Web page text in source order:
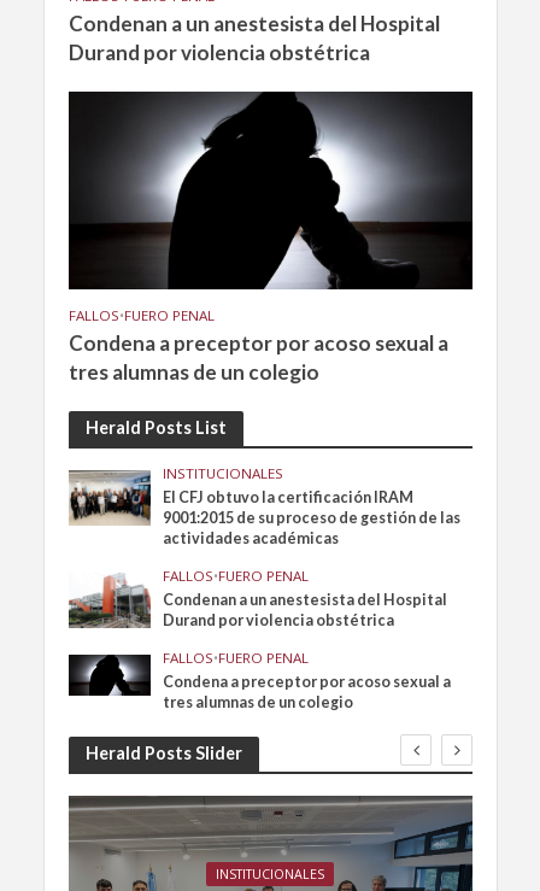
Condenan a un anestesista del Hospital
Durand por violencia obstétrica
FALLOS•FUERO PENAL
Condena a preceptor por acoso sexual a
tres alumnas de un colegio
Herald Posts List
INSTITUCIONALES
El CFJ obtuvo la certificación IRAM
9001:2015 de su proceso de gestión de las
actividades académicas
FALLOS•FUERO PENAL
Condenan a un anestesista del Hospital
Durand por violencia obstétrica
FALLOS•FUERO PENAL
Condena a preceptor por acoso sexual a
tres alumnas de un colegio
Herald Posts Slider
INSTITUCIONALES